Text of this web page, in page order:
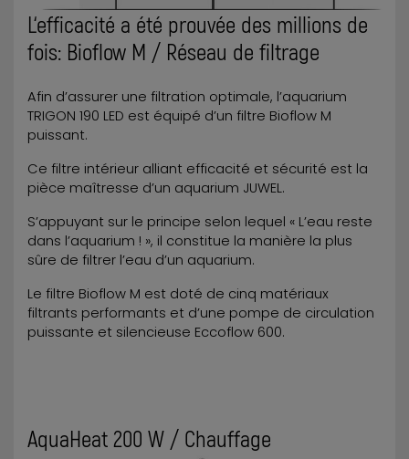
L‘efficacité a été prouvée des millions de
fois: Bioflow M / Réseau de filtrage
Afin d’assurer une filtration optimale, l’aquarium
TRIGON 190 LED est équipé d’un filtre Bioflow M
puissant.
Ce filtre intérieur alliant efficacité et sécurité est la
pièce maîtresse d’un aquarium JUWEL.
S’appuyant sur le principe selon lequel « L’eau reste
dans l’aquarium ! », il constitue la manière la plus
sûre de filtrer l’eau d’un aquarium.
Le filtre Bioflow M est doté de cinq matériaux
filtrants performants et d’une pompe de circulation
puissante et silencieuse Eccoflow 600.
AquaHeat 200 W / Chauffage